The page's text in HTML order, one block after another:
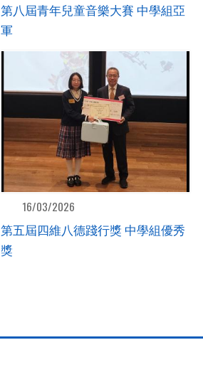
第八屆青年兒童音樂大賽 中學組亞
軍
16/03/2026
第五屆四維八德踐行獎 中學組優秀
獎